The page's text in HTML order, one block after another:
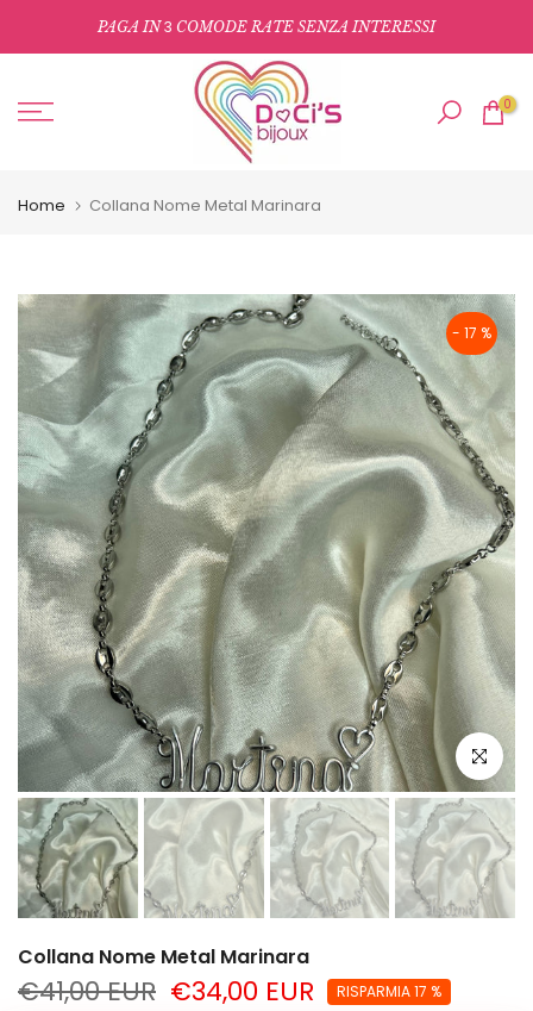
al
PAGA IN3 COMODE RATE SENZA INTERESSI
0
Home Collana Nome Metal Marinara
- 17 %
clicca per
Collana Nome Metal Marinara
€41,00 EUR €34,00 EUR RISPARMIA 17 %